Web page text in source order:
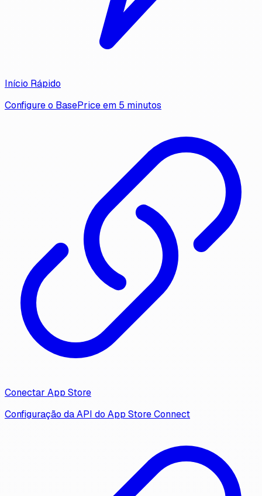
Início Rápido
Configure o BasePrice em 5 minutos
Conectar App Store
Configuração da API do App Store Connect